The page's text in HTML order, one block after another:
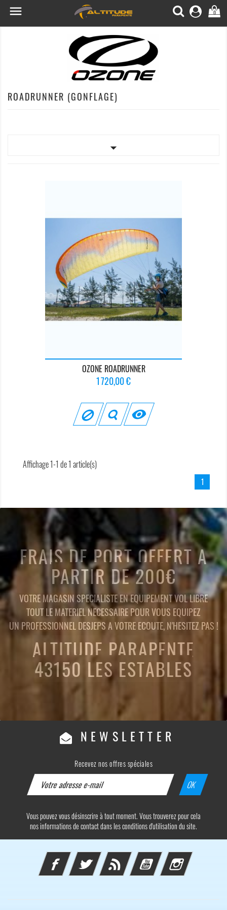
 0
ROADRUNNER (GONFLAGE)

OZONE ROADRUNNER
Prix
1 720,00 €

Affichage 1-1 de 1 article(s)
1
FRAIS DE PORT OFFERT A
PARTIR DE 200€
VOTRE MAGASIN SPECIALISTE EN EQUIPEMENT VOL LIBRE
TOUT LE MATERIEL NECESSAIRE POUR VOUS EQUIPEZ
UN PROFESSIONNEL DESJEPS A VOTRE ECOUTE, N'HESITEZ PAS !
ALTITUDE PARAPENTE
43150 LES ESTABLES
NEWSLETTER
Recevez nos offres spéciales
Vous pouvez vous désinscrire à tout moment. Vous trouverez pour cela
nos informations de contact dans les conditions d'utilisation du site.
FacebookTwitter Rss YouTube Instagram